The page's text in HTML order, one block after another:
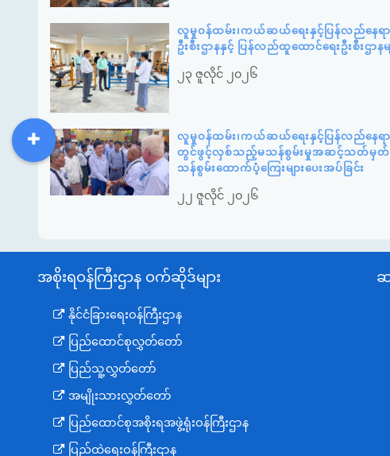
လူမှုဝန်ထမ်း၊ကယ်ဆယ်ရေးနှင့်ပြန်လည်နေရာ
ဦးစီးဌာနနှင့် ပြန်လည်ထူထောင်ရေးဦးစီးဌာ
၂၃ ဇူလိုင် ၂၀၂၆
လူမှုဝန်ထမ်း၊ကယ်ဆယ်ရေးနှင့်ပြန်လည်နေရာခ
တွင်ဖွင့်လှစ်သည့်မသန်စွမ်းမှုအဆင့်သတ်မှတ်ခြင်
သန်စွမ်းထောက်ပံ့ကြေးများပေးအပ်ခြင်း
၂၂ ဇူလိုင် ၂၀၂၆
အစိုးရဝန်ကြီးဌာန ဝက်ဆိုဒ်များ
နိုင်ငံခြားရေးဝန်ကြီးဌာန
ပြည်ထောင်စုလွှတ်တော်
ပြည်သူ့လွှတ်တော်
အမျိုးသားလွှတ်တော်
ပြည်ထောင်စုအစိုးရအဖွဲ့ရုံးဝန်ကြီးဌာန
ပြည်ထဲရေးဝန်ကြီးဌာန